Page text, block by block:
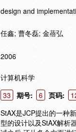
design and
任鑫; 曹冬磊; 金蓓弘
2006
计算机科学
33 期号: 6 页码:
StAX是JCP提出的一种
型的设计以及StAX解析